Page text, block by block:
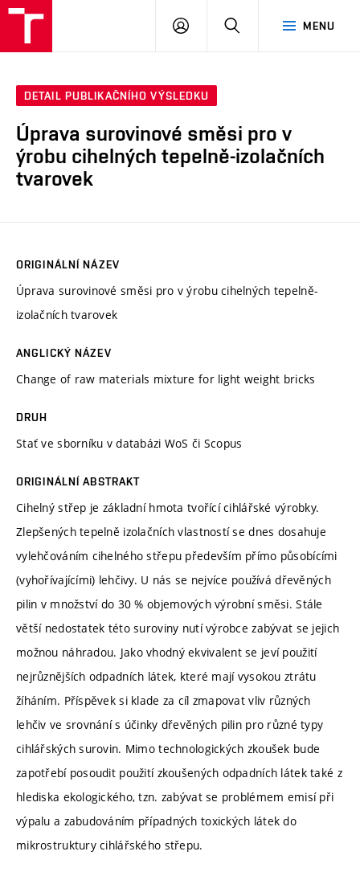
MENU
PŘIHLÁSIT
DETAIL PUBLIKAČNÍHO VÝSLEDKU
Úprava surovinové směsi pro v
ýrobu cihelných tepelně-izolačních
tvarovek
ORIGINÁLNÍ NÁZEV
Úprava surovinové směsi pro v ýrobu cihelných tepelně-
izolačních tvarovek
ANGLICKÝ NÁZEV
Change of raw materials mixture for light weight bricks
DRUH
Stať ve sborníku v databázi WoS či Scopus
ORIGINÁLNÍ ABSTRAKT
Cihelný střep je základní hmota tvořící cihlářské výrobky.
Zlepšených tepelně izolačních vlastností se dnes dosahuje
vylehčováním cihelného střepu především přímo působícími
(vyhořívajícími) lehčivy. U nás se nejvíce používá dřevěných
pilin v množství do 30 % objemových výrobní směsi. Stále
větší nedostatek této suroviny nutí výrobce zabývat se jejich
možnou náhradou. Jako vhodný ekvivalent se jeví použití
nejrůznějších odpadních látek, které mají vysokou ztrátu
žíháním. Příspěvek si klade za cíl zmapovat vliv různých
lehčiv ve srovnání s účinky dřevěných pilin pro různé typy
cihlářských surovin. Mimo technologických zkoušek bude
zapotřebí posoudit použití zkoušených odpadních látek také z
hlediska ekologického, tzn. zabývat se problémem emisí při
výpalu a zabudováním případných toxických látek do
mikrostruktury cihlářského střepu.